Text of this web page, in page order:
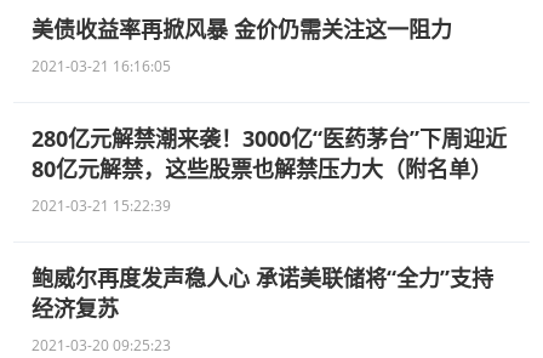
美债收益率再掀风暴 金价仍需关注这一阻力
2021-03-21 16:16:05
280亿元解禁潮来袭！3000亿“医药茅台”下周迎近
80亿元解禁，这些股票也解禁压力大（附名单）
2021-03-21 15:22:39
鲍威尔再度发声稳人心 承诺美联储将“全力”支持
经济复苏
2021-03-20 09:25:23